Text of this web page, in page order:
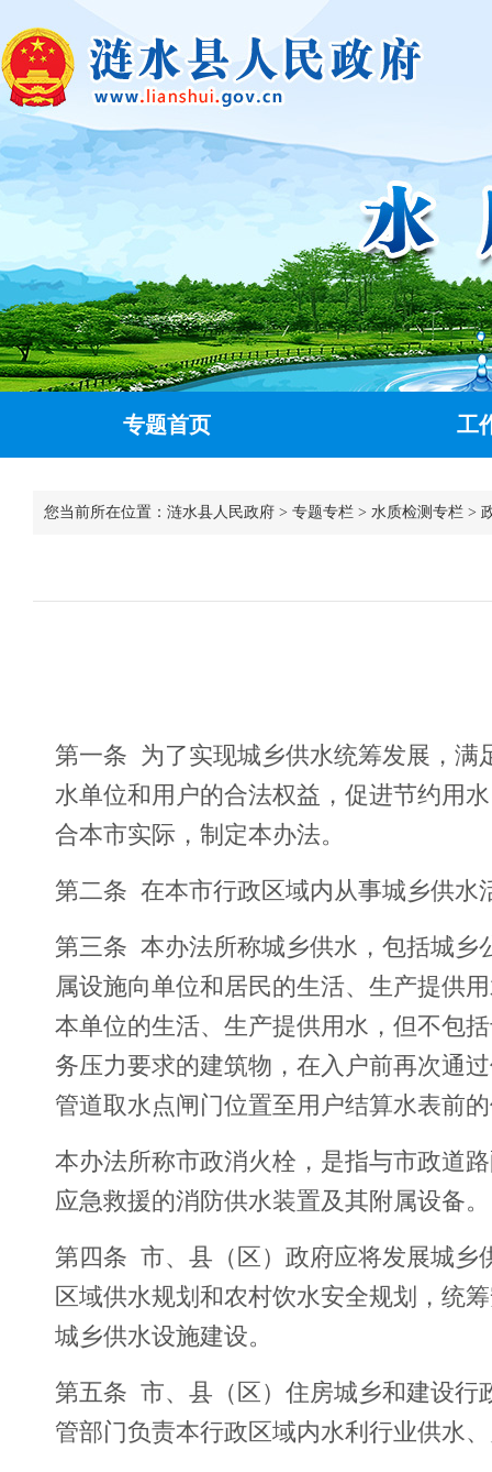
专题首页 工
您当前所在位置： 涟水县人民政府 > 专题专栏 > 水质检测专栏 >
第一条 为了实现城乡供水统筹发展，满
水单位和用户的合法权益，促进节约用
合本市实际，制定本办法。
第二条 在本市行政区域内从事城乡供水
第三条 本办法所称城乡供水，包括城乡
属设施向单位和居民的生活、生产提供
本单位的生活、生产提供用水，但不包
务压力要求的建筑物，在入户前再次通
管道取水点闸门位置至用户结算水表前
本办法所称市政消火栓，是指与市政道
应急救援的消防供水装置及其附属设备。
第四条 市、县（区）政府应将发展城乡
区域供水规划和农村饮水安全规划，统
城乡供水设施建设。
第五条 市、县（区）住房城乡和建设行
管部门负责本行政区域内水利行业供水